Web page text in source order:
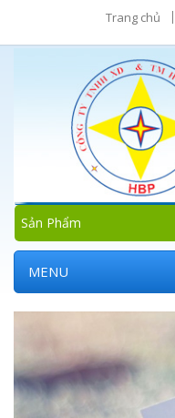
Trang chủ
Sản Phẩm
MENU